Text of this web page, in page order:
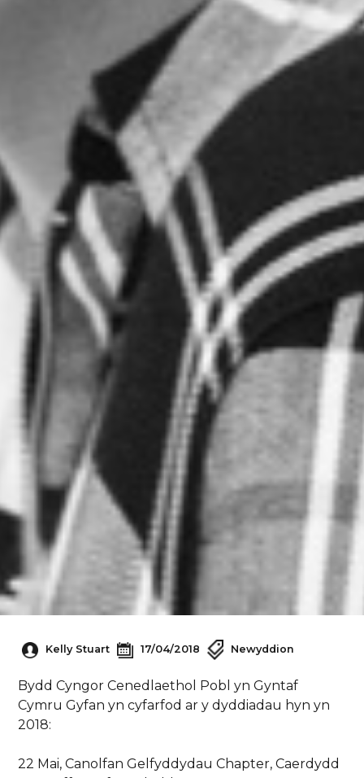
Kelly Stuart 17/04/2018 Newyddion
Bydd Cyngor Cenedlaethol Pobl yn Gyntaf
Cymru Gyfan yn cyfarfod ar y dyddiadau hyn yn
2018:
22 Mai, Canolfan Gelfyddydau Chapter, Caerdydd